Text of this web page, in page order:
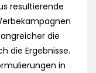
resultierende
die
die Ergebnisse.
in